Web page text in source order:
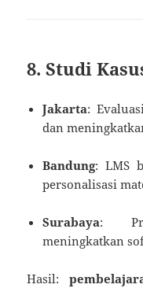
8. Studi
Jakarta:
dan
Bandung: LMS
personalisasi
Surabaya:
meningkatkan
Hasil: